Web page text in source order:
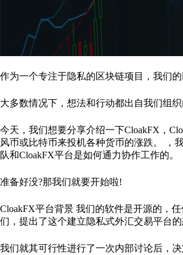
作为一个专注于隐私的区块链项目，我们
大多数情况下，想法和行动都出自我们组
今天，我们想要分享介绍一下CloakFX，
风币或比特币来投机各种货币的涨跌。 ，
队和CloakFX平台是如何通力协作工作的。
准备好没?那我们就要开始啦!
CloakFX平台背景 我们的软件是开源的，
们，提出了这个建立隐私式外汇交易平台的
我们就其可行性进行了一次内部讨论后，